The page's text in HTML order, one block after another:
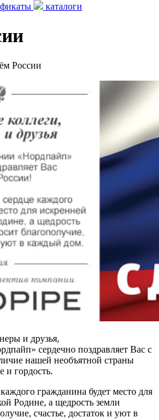
каталоги
России
и друзья,
сердечно поздравляет Вас с
нашей необъятной страны
и гордость.
гражданина будет место для
Родине, а щедрость земли
счастье, достаток и уют в